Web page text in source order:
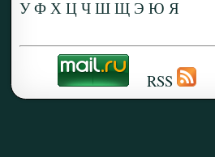
У Ф Х Ц Ч Ш Щ Э Ю Я
RSS